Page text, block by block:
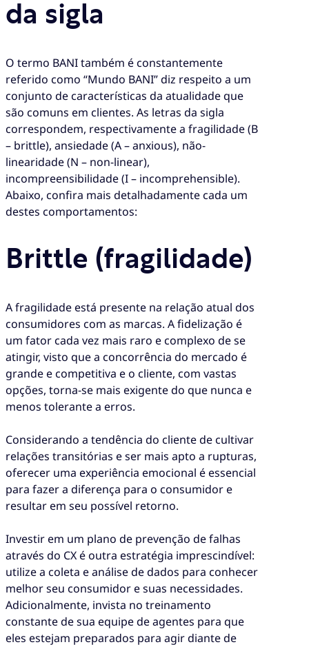
da sigla
O termo BANI também é constantemente
referido como “Mundo BANI” diz respeito a um
conjunto de características da atualidade que
são comuns em clientes. As letras da sigla
correspondem, respectivamente a fragilidade (B
– brittle), ansiedade (A – anxious), não-
linearidade (N – non-linear),
incompreensibilidade (I – incomprehensible).
Abaixo, confira mais detalhadamente cada um
destes comportamentos:
Brittle (fragilidade)
A fragilidade está presente na relação atual dos
consumidores com as marcas. A fidelização é
um fator cada vez mais raro e complexo de se
atingir, visto que a concorrência do mercado é
grande e competitiva e o cliente, com vastas
opções, torna-se mais exigente do que nunca e
menos tolerante a erros.
Considerando a tendência do cliente de cultivar
relações transitórias e ser mais apto a rupturas,
oferecer uma experiência emocional é essencial
para fazer a diferença para o consumidor e
resultar em seu possível retorno.
Investir em um plano de prevenção de falhas
através do CX é outra estratégia imprescindível:
utilize a coleta e análise de dados para conhecer
melhor seu consumidor e suas necessidades.
Adicionalmente, invista no treinamento
constante de sua equipe de agentes para que
eles estejam preparados para agir diante de